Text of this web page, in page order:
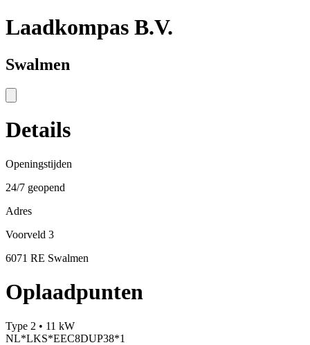
Laadkompas B.V.
Swalmen
Details
Openingstijden
24/7 geopend
Adres
Voorveld 3
6071 RE Swalmen
Oplaadpunten
Type 2 • 11 kW
NL*LKS*EEC8DUP38*1